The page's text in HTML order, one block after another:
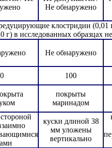
Не обнаружено
клостридии
г) в исследованных образцах
Не обнаружено
100
покрыты
маринадом
куски длиной 38
мм уложены
вертикально